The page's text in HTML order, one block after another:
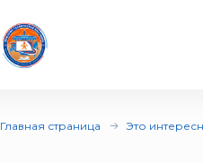
Главная страница Это